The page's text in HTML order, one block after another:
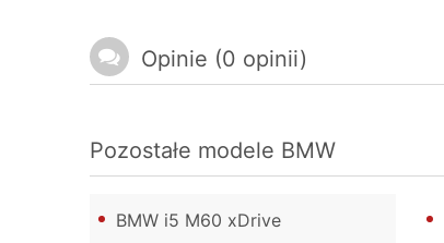
Opinie (0 opinii)
Pozostałe modele BMW
BMW i5 M60 xDrive